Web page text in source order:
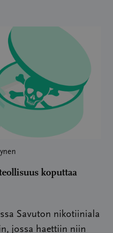
koputtaa
Savuton nikotiiniala
jossa haettiin niin